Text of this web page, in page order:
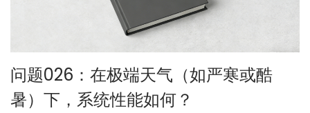
问题026：在极端天气（如严寒或酷
暑）下，系统性能如何？